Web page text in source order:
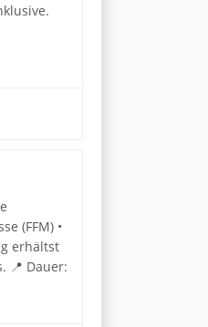
(FFM) •
erhältst
📍 Dauer: